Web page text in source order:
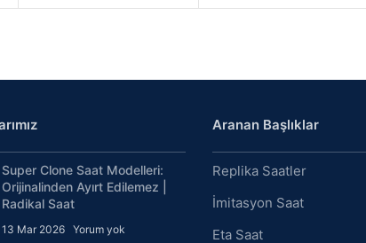
Super Clone Saat Modelleri:
Orijinalinden Ayırt Edilemez |
Radikal Saat
13 Mar 2026 Yorum yok
Aranan Başlıklar
Replika Saatler
İmitasyon Saat
Eta Saat